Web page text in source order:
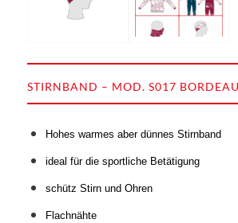
STIRNBAND – MOD. S017
Hohes warmes aber dünnes Stirnband
ideal für die sportliche Betätigung
schütz Stirn und Ohren
Flachnähte